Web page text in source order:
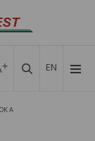
EN
A